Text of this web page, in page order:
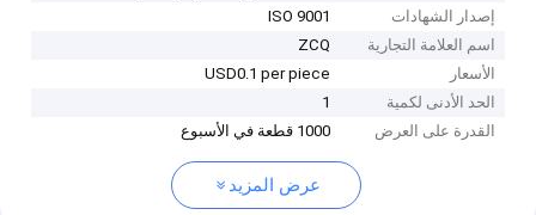
إصدار الشهادات
ISO 9001
اسم العلامة التجارية
ZCQ
الأسعار
USD0.1 per piece
الحد الأدنى لكمية
1
القدرة على العرض
1000 قطعة في الأسبوع
عرض المزيد